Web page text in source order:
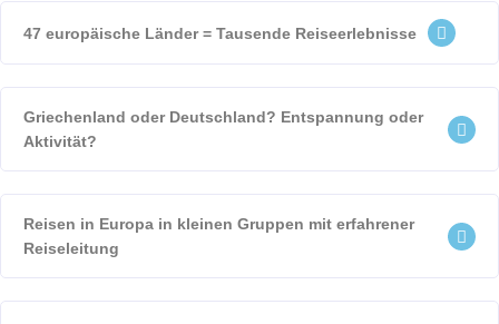
47 europäische Länder = Tausende Reiseerlebnisse
Griechenland oder Deutschland? Entspannung oder
Aktivität?
Reisen in Europa in kleinen Gruppen mit erfahrener
Reiseleitung